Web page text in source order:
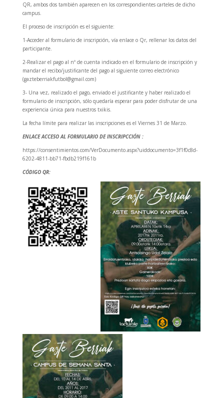
QR, ambos dos también aparecen en los correspondientes carteles de dicho
campus.
El proceso de inscripción es el siguiente:
1-Acceder al formulario de inscripción, vía enlace o Qr, rellenar los datos del
participante.
2-Realizar el pago al nº de cuenta indicado en el formulario de inscripción y
mandar el recibo/justificante del pago al siguiente correo electrónico
(gazteberriakfutbol@gmail.com)
3- Una vez, realizado el pago, enviado el justificante y haber realizado el
formulario de inscripción, sólo quedaría esperar para poder disfrutar de una
experiencia única para nuestros txikis.
La fecha límite para realizar las inscripciones es el Viernes 31 de Marzo.
ENLACE ACCESO AL FORMULARIO DE INSCRIPCCIÓN :
https://consentimientos.com/VerDocumento.aspx?uiddocumento=3f1f0c8d-
6202-4811-bb71-fbdb219f161b
CÓDIGO QR: